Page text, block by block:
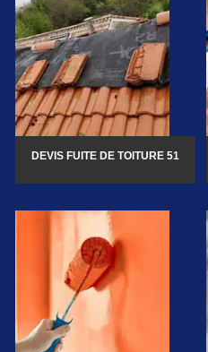
DEVIS FUITE DE TOITURE 51